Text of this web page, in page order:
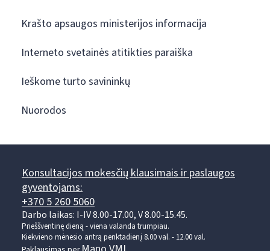
Krašto apsaugos ministerijos informacija
Interneto svetainės atitikties paraiška
Ieškome turto savininkų
Nuorodos
Konsultacijos mokesčių klausimais ir paslaugos
gyventojams:
+370 5 260 5060
Darbo laikas: I-IV 8.00-17.00, V 8.00-15.45.
Prieššventinę dieną - viena valanda trumpiau.
Kiekvieno mėnesio antrą penktadienį 8.00 val. - 12.00 val.